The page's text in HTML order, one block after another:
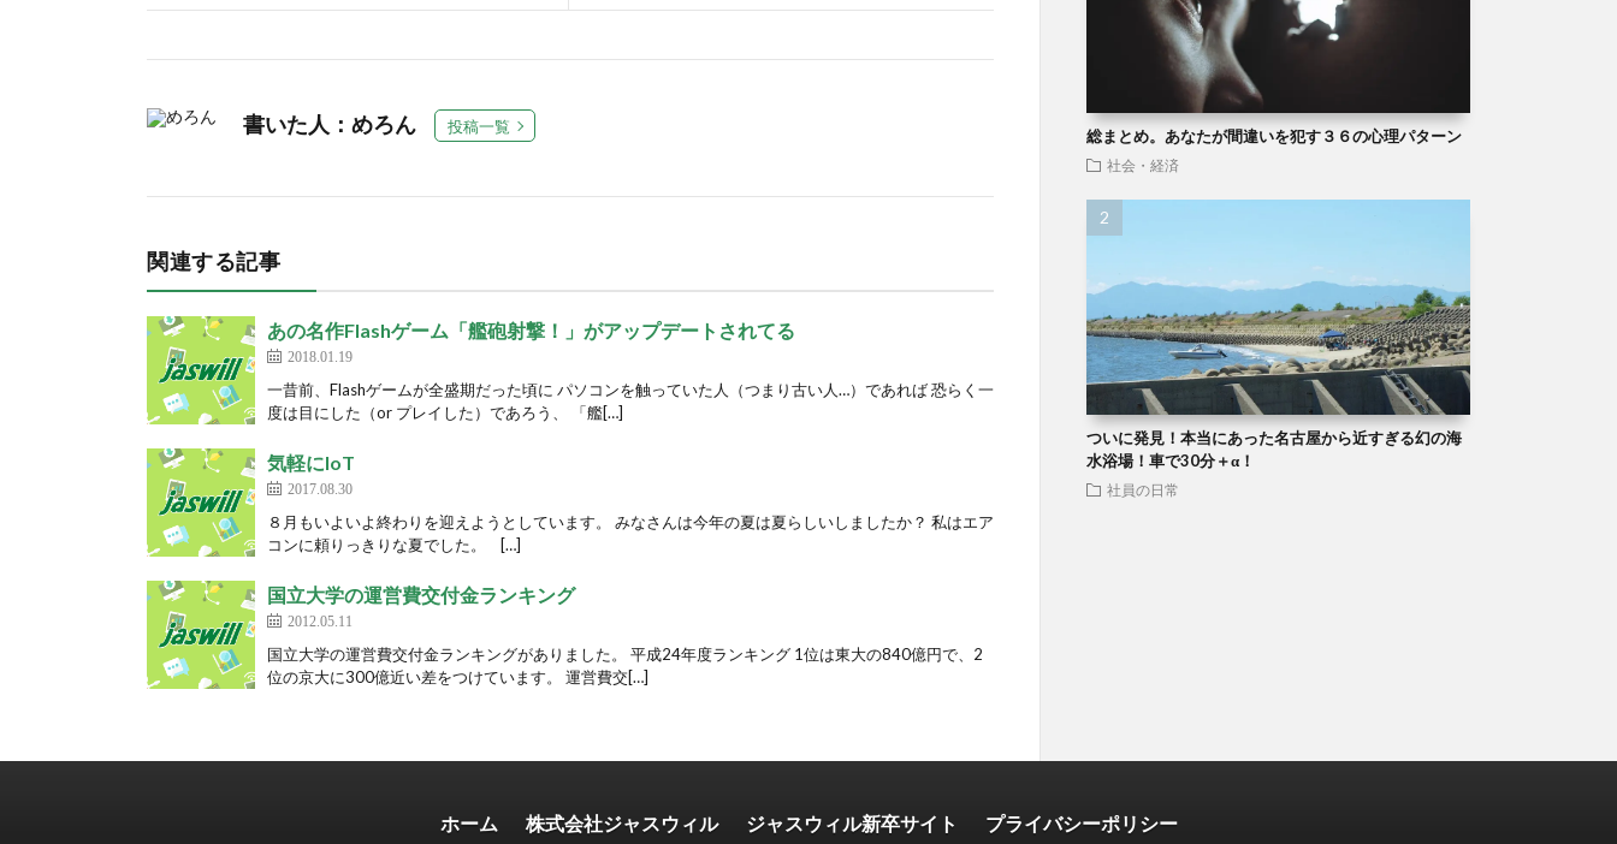
書いた人：めろん 投稿一覧
関連する記事
あの名作Flashゲーム「艦砲射撃！」がアップデートされてる
2018.01.19
一昔前、Flashゲームが全盛期だった頃に パソコンを触っていた人（つまり古い人…）であれば 恐らく一
度は目にした（or プレイした）であろう、 「艦[…]
気軽にIoT
2017.08.30
８月もいよいよ終わりを迎えようとしています。 みなさんは今年の夏は夏らしいしましたか？ 私はエア
コンに頼りっきりな夏でした。 […]
国立大学の運営費交付金ランキング
2012.05.11
国立大学の運営費交付金ランキングがありました。 平成24年度ランキング 1位は東大の840億円で、2
位の京大に300億近い差をつけています。 運営費交[…]
総まとめ。あなたが間違いを犯す３６の心理パターン
社会・経済
ついに発見！本当にあった名古屋から近すぎる幻の海
水浴場！車で30分＋α！
社員の日常
ホーム 株式会社ジャスウィル ジャスウィル新卒サイト プライバシーポリシー